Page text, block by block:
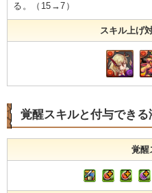
る。（15→7）
スキル上げ
覚醒スキルと付与できる
覚醒